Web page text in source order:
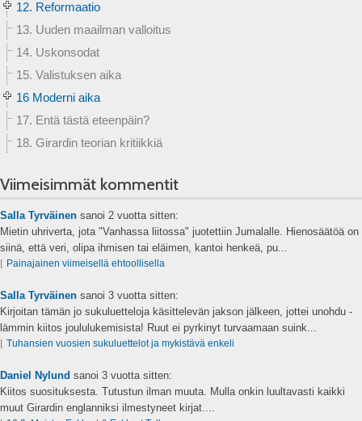
12. Reformaatio
13. Uuden maailman valloitus
14. Uskonsodat
15. Valistuksen aika
16 Moderni aika
17. Entä tästä eteenpäin?
18. Girardin teorian kritiikkiä
Viimeisimmät kommentit
Salla Tyrväinen sanoi 2 vuotta sitten:
Mietin uhriverta, jota "Vanhassa liitossa" juotettiin Jumalalle. Hienosäätöä on
siinä, että veri, olipa ihmisen tai eläimen, kantoi henkeä, pu...
⌊ Painajainen viimeisellä ehtoollisella
Salla Tyrväinen sanoi 3 vuotta sitten:
Kirjoitan tämän jo sukuluetteloja käsittelevän jakson jälkeen, jottei unohdu -
lämmin kiitos joululukemisista! Ruut ei pyrkinyt turvaamaan suink...
⌊ Tuhansien vuosien sukuluettelot ja mykistävä enkeli
Daniel Nylund sanoi 3 vuotta sitten:
Kiitos suosituksesta. Tutustun ilman muuta. Mulla onkin luultavasti kaikki
muut Girardin englanniksi ilmestyneet kirjat....